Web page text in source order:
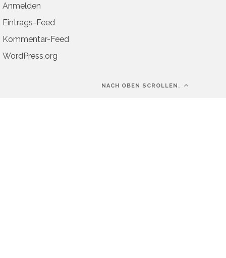
Anmelden
Eintrags-Feed
Kommentar-Feed
WordPress.org
NACH OBEN SCROLLEN.